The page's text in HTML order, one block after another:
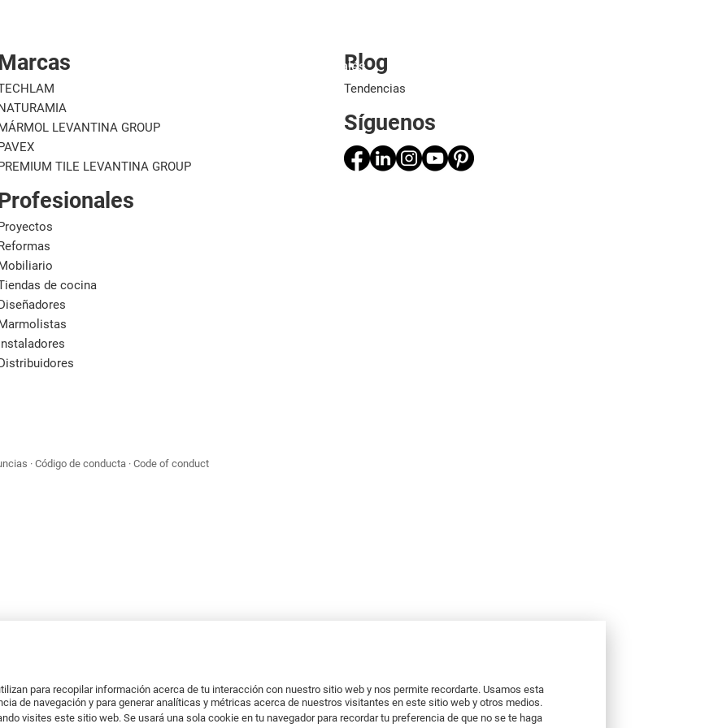
Materiales
para recopilar información acerca de tu interacción con nuestro sitio web y nos permite recordarte. Usamos esta
de navegación y para generar analíticas y métricas acerca de nuestros visitantes en este sitio web y otros medios.
visites este sitio web. Se usará una sola cookie en tu navegador para recordar tu preferencia de que no se te haga
LEVANTINA GROUP
TILE LEVANTINA GROUP
de cocina
Blog
Tendencias
Síguenos
Código de conducta Code of conduct